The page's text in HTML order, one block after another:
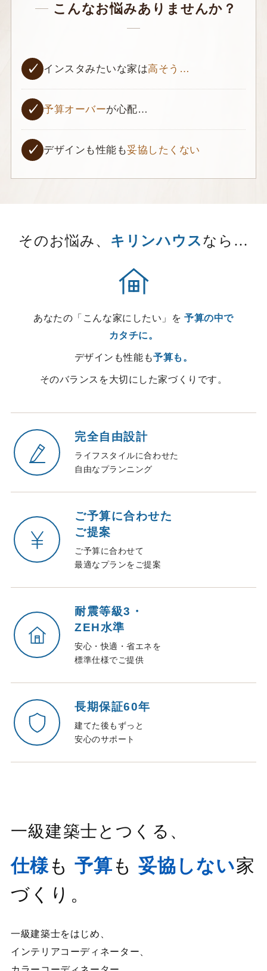
こんなお悩みありませんか？
✓ インスタみたいな家は高そう…
✓ 予算オーバーが心配…
✓ デザインも性能も妥協したくない
そのお悩み、 キリンハウスなら…
あなたの「こんな家にしたい」を予算の中で
カタチに。
デザインも性能も予算も。
そのバランスを大切にした家づくりです。
完全自由設計
ライフスタイルに合わせた
自由なプランニング
ご予算に合わせた
ご提案
ご予算に合わせて
最適なプランをご提案
耐震等級3・
ZEH水準
安心・快適・省エネを
標準仕様でご提供
長期保証60年
建てた後もずっと
安心のサポート
一級建築士とつくる、
仕様も 予算も 妥協しない家
づくり。
一級建築士をはじめ、
インテリアコーディネーター、